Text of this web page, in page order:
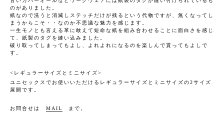
のがありました。
紙なので洗うと消滅しステッチだけが残るという代物ですが、無くなってし
まうからこそ・・なのか不思議な魅力を感じます。
一生モノとも言える革に敢えて短命な紙を組み合わせることに面白さを感じ
て、紙製のタグを縫い込みました。
破り取ってしまってもよし、よれよれになるのを楽しんで貰ってもよしで
す。
レギュラーサイズとミニサイズ
ユニセックスでお使いいただけるレギュラーサイズとミニサイズの2サイズ
展開です。
お問合せは MAIL まで。